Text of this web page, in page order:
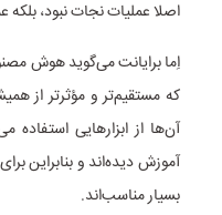
اصلا عملیات نجات نبود، بلکه
اِما برایانت می‌گوید هوش
که مستقیم‌تر و مؤثرتر از
آن‌ها از ابزارهایی استفاده
آموزش دیده‌اند و بنابراین
بسیار مناسب‌اند.